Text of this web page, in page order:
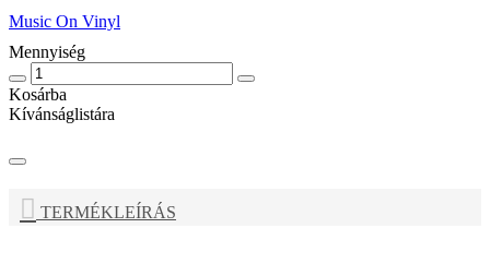
Music On Vinyl
Mennyiség
Kosárba
Kívánságlistára
TERMÉKLEÍRÁS